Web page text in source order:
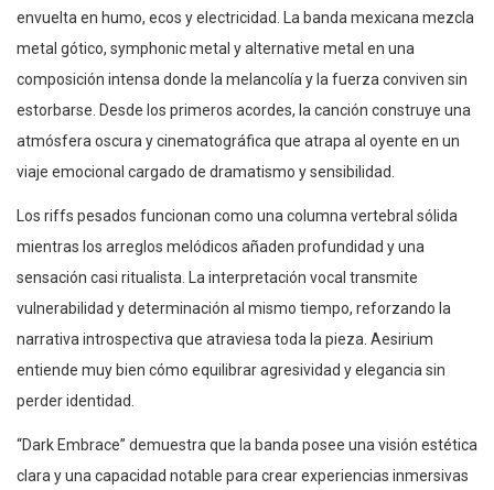
envuelta en humo, ecos y electricidad. La banda mexicana mezcla
metal gótico, symphonic metal y alternative metal en una
composición intensa donde la melancolía y la fuerza conviven sin
estorbarse. Desde los primeros acordes, la canción construye una
atmósfera oscura y cinematográfica que atrapa al oyente en un
viaje emocional cargado de dramatismo y sensibilidad.
Los riffs pesados funcionan como una columna vertebral sólida
mientras los arreglos melódicos añaden profundidad y una
sensación casi ritualista. La interpretación vocal transmite
vulnerabilidad y determinación al mismo tiempo, reforzando la
narrativa introspectiva que atraviesa toda la pieza. Aesirium
entiende muy bien cómo equilibrar agresividad y elegancia sin
perder identidad.
“Dark Embrace” demuestra que la banda posee una visión estética
clara y una capacidad notable para crear experiencias inmersivas